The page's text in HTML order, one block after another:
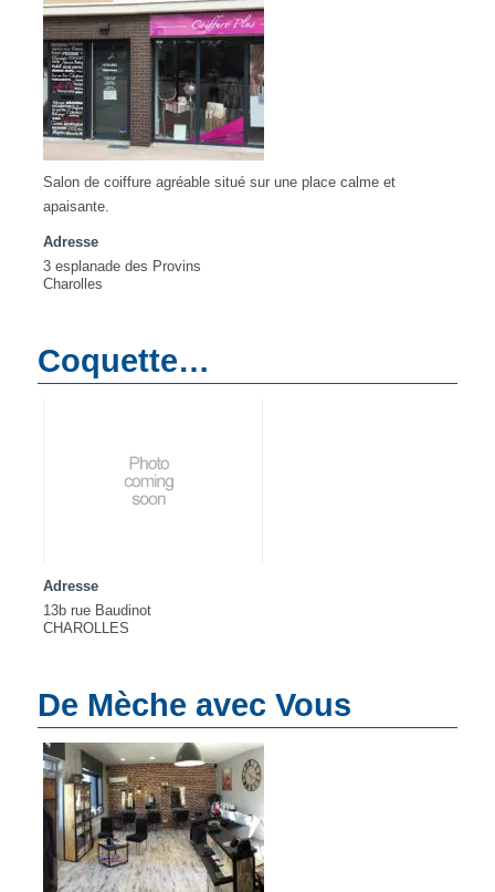
Salon de coiffure agréable situé sur une place calme et
apaisante.
Adresse
3 esplanade des Provins
Charolles
Coquette…
Adresse
13b rue Baudinot
CHAROLLES
De Mèche avec Vous